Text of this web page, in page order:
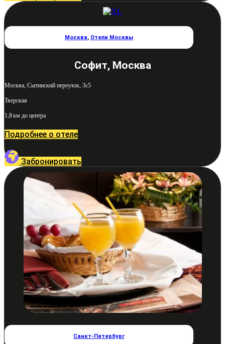
Москва, Отели Москвы
Софит, Москва
Москва, Сытинский переулок, 3с5
Тверская
1,8 км до центра
Подробнее о отеле
Забронировать
Санкт-Петербург